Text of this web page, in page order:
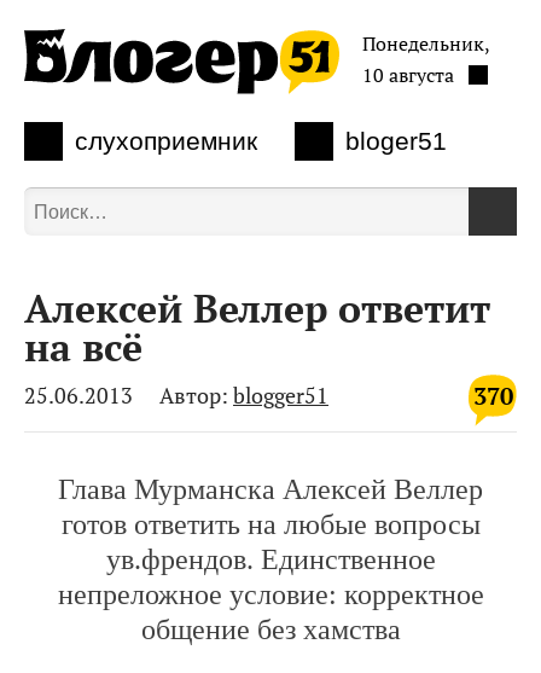
слухоприемник bloger51
Понедельник,
10 августа
Алексей Веллер ответит
на всё
370
25.06.2013 Автор: blogger51
Глава Мурманска Алексей Веллер
готов ответить на любые вопросы
ув.френдов. Единственное
непреложное условие: корректное
общение без хамства